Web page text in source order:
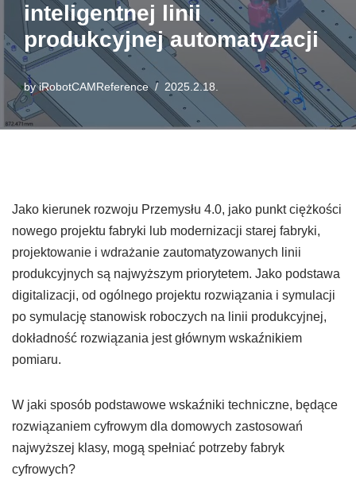
inteligentnej linii
produkcyjnej automatyzacji
byiRobotCAMReference 2025.2.18.
Jako kierunek rozwoju Przemysłu 4.0, jako punkt ciężkości
nowego projektu fabryki lub modernizacji starej fabryki,
projektowanie i wdrażanie zautomatyzowanych linii
produkcyjnych są najwyższym priorytetem. Jako podstawa
digitalizacji, od ogólnego projektu rozwiązania i symulacji
po symulację stanowisk roboczych na linii produkcyjnej,
dokładność rozwiązania jest głównym wskaźnikiem
pomiaru.
W jaki sposób podstawowe wskaźniki techniczne, będące
rozwiązaniem cyfrowym dla domowych zastosowań
najwyższej klasy, mogą spełniać potrzeby fabryk
cyfrowych?